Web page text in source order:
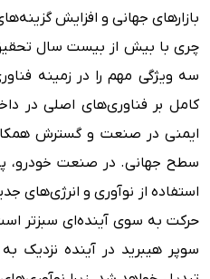
بازارهای جهانی و افزایش
چری با بیش از بیست سال
سه ویژگی مهم را در زمینه
کامل بر فناوری‌های اصلی در
ایمنی در صنعت و گسترش
سطح جهانی. در صنعت خودرو،
استفاده از نوآوری و انرژی‌های
حرکت به سوی آینده‌ای سبزتر
سوپر هیبرید در آینده نزدیک